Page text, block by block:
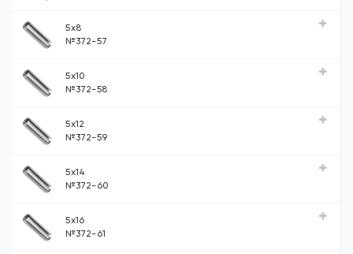
5x8
№372-57
5x10
№372-58
5x12
№372-59
5x14
№372-60
5x16
№372-61